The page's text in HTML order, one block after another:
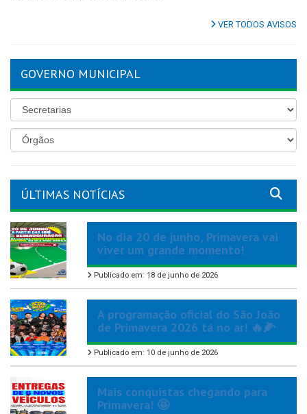
VER TODOS AVISOS
GOVERNO MUNICIPAL
ÚLTIMAS NOTÍCIAS
No dia 20 de junho, Primavera vai
viver um grande momento!
Publicado em: 18 de junho de 2026
A programação oficial do São João
de Primavera 2026 tá no ar! 🔥🌽
Publicado em: 10 de junho de 2026
Mais conquistas chegando para
Primavera! 🤩